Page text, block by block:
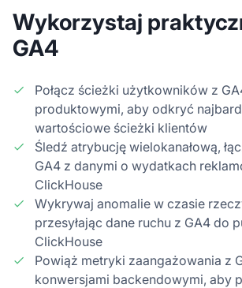
Wykorzystaj
GA4
Połącz ścieżki użytkowników z
produktowymi, aby odkryć
wartościowe ścieżki klientów
Śledź atrybucję wielokanałową,
GA4 z danymi o wydatkach
ClickHouse
Wykrywaj anomalie w czasie
przesyłając dane ruchu z GA4 do
ClickHouse
Powiąż metryki zaangażowania z
konwersjami backendowymi, aby